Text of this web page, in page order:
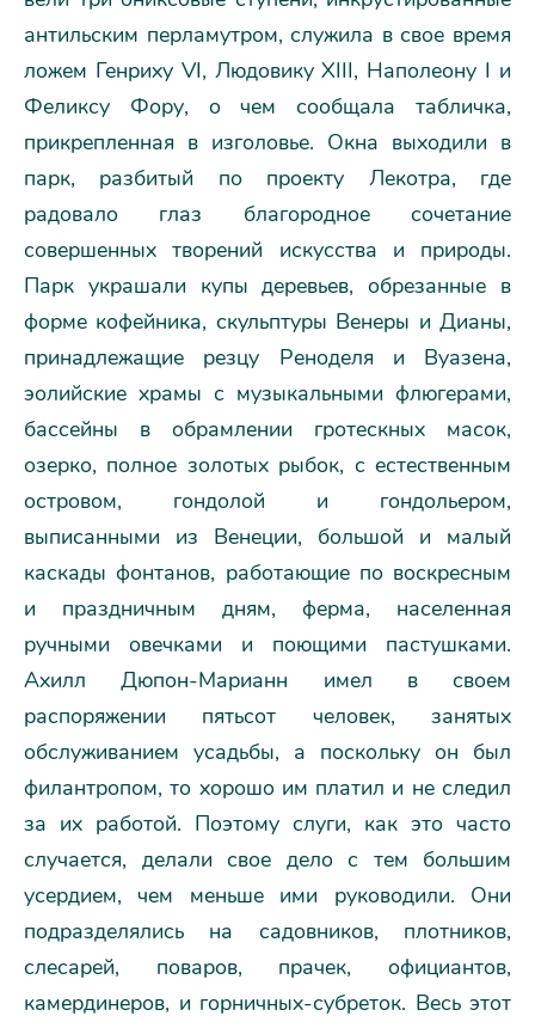
антильским перламутром, служила в свое время
ложем Генриху VI, Людовику XIII, Наполеону I и
Феликсу Фору, о чем сообщала табличка,
прикрепленная в изголовье. Окна выходили в
парк, разбитый по проекту Лекотра, где
радовало глаз благородное сочетание
совершенных творений искусства и природы.
Парк украшали купы деревьев, обрезанные в
форме кофейника, скульптуры Венеры и Дианы,
принадлежащие резцу Реноделя и Вуазена,
эолийские храмы с музыкальными флюгерами,
бассейны в обрамлении гротескных масок,
озерко, полное золотых рыбок, с естественным
островом, гондолой и гондольером,
выписанными из Венеции, большой и малый
каскады фонтанов, работающие по воскресным
и праздничным дням, ферма, населенная
ручными овечками и поющими пастушками.
Ахилл Дюпон-Марианн имел в своем
распоряжении пятьсот человек, занятых
обслуживанием усадьбы, а поскольку он был
филантропом, то хорошо им платил и не следил
за их работой. Поэтому слуги, как это часто
случается, делали свое дело с тем большим
усердием, чем меньше ими руководили. Они
подразделялись на садовников, плотников,
слесарей, поваров, прачек, официантов,
камердинеров, и горничных-субреток. Весь этот